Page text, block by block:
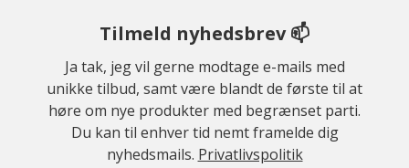
Tilmeld nyhedsbrev 📫
Ja tak, jeg vil gerne modtage e-mails med
unikke tilbud, samt være blandt de første til at
høre om nye produkter med begrænset parti.
Du kan til enhver tid nemt framelde dig
nyhedsmails. Privatlivspolitik